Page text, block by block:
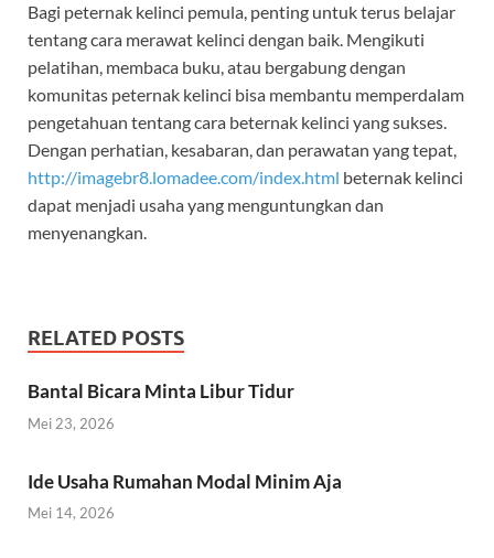
Bagi peternak kelinci pemula, penting untuk terus belajar
tentang cara merawat kelinci dengan baik. Mengikuti
pelatihan, membaca buku, atau bergabung dengan
komunitas peternak kelinci bisa membantu memperdalam
pengetahuan tentang cara beternak kelinci yang sukses.
Dengan perhatian, kesabaran, dan perawatan yang tepat,
http://imagebr8.lomadee.com/index.html beternak kelinci
dapat menjadi usaha yang menguntungkan dan
menyenangkan.
RELATED POSTS
Bantal Bicara Minta Libur Tidur
Mei 23, 2026
Ide Usaha Rumahan Modal Minim Aja
Mei 14, 2026